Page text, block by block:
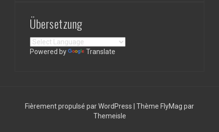
Übersetzung
Powered by Translate
Fièrement propulsé par WordPress | Thème FlyMag par
Themeisle